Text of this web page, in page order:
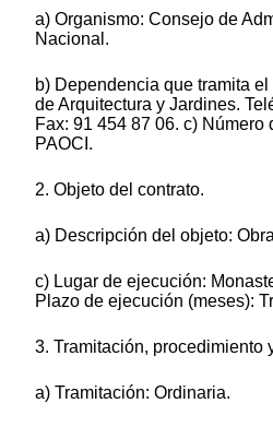
a) Organismo: Consejo de
Nacional.
b) Dependencia que tramita
de Arquitectura y Jardines.
Fax: 91 454 87 06. c)
PAOCI.
2. Objeto del contrato.
a) Descripción del objeto:
c) Lugar de ejecución:
Plazo de ejecución (meses):
3. Tramitación, procedimiento
a) Tramitación: Ordinaria.